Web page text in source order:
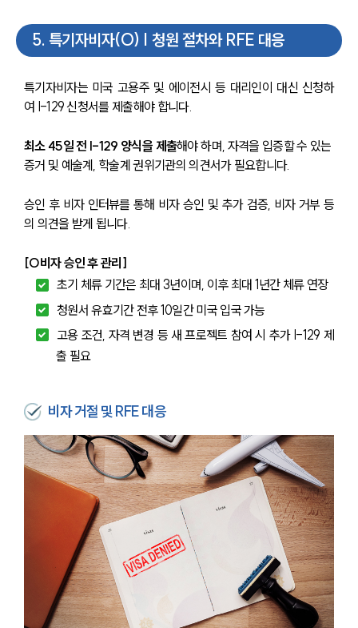
5. 특기자비자(O) | 청원 절차와 RFE 대응
특기자비자는 미국 고용주 및 에이전시 등 대리인이 대신 신청하
여 I-129 신청서를 제출해야 합니다.
최소 45일 전 I-129 양식을 제출해야 하며, 자격을 입증할 수 있는
증거 및 예술계, 학술계 권위기관의 의견서가 필요합니다.
승인 후 비자 인터뷰를 통해 비자 승인 및 추가 검증, 비자 거부 등
의 의견을 받게 됩니다.
[O비자 승인 후 관리]
초기 체류 기간은 최대 3년이며, 이후 최대 1년간 체류 연장
청원서 유효기간 전후 10일간 미국 입국 가능
고용 조건, 자격 변경 등 새 프로젝트 참여 시 추가 I-129 제
출 필요
비자 거절 및 RFE 대응